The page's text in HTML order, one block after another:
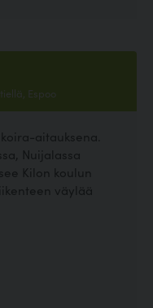
Espoo
aitauksena.
Nuijalassa
Kilon koulun
väylää